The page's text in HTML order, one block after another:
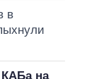
в
на